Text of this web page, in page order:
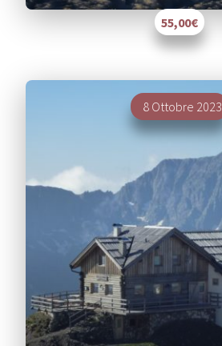
55,00€
Segnalati
8 Ottobre 2023